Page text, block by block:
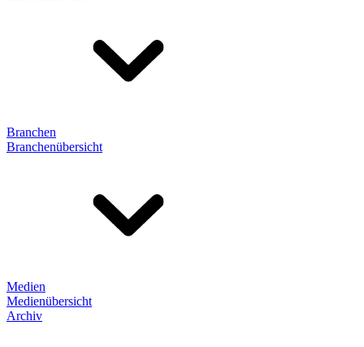
Branchen
Branchenübersicht
Medien
Medienübersicht
Archiv